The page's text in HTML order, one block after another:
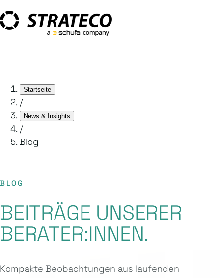
Startseite
/
News & Insights
/
Blog
BLOG
BEITRÄGE UNSERER
BERATER:INNEN.
Kompakte Beobachtungen aus laufenden